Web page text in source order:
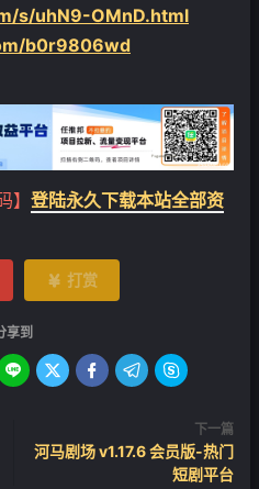
s/uhN9-OMnD.html
b0r9806wd
】 登陆永久下载本站全部资
 打赏
享到
    
下一篇
河马剧场 v1.17.6 会员版-热门
短剧平台